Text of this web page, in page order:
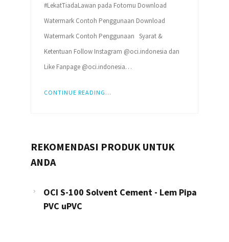
#LekatTiadaLawan pada Fotomu Download
Watermark Contoh Penggunaan Download
Watermark Contoh Penggunaan Syarat &
Ketentuan Follow Instagram @oci.indonesia dan
Like Fanpage @oci.indonesia…
CONTINUE READING...
REKOMENDASI PRODUK UNTUK
ANDA
OCI S-100 Solvent Cement - Lem Pipa
PVC uPVC